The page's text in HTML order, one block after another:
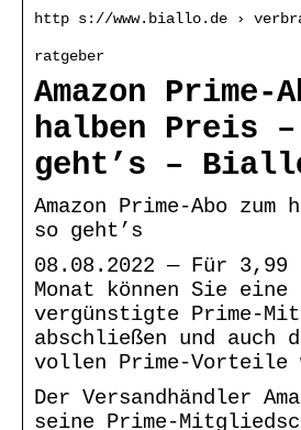
http s://www.biallo.de ›
ratgeber
Amazon Prime-
halben Preis
geht’s –
Amazon Prime-Abo
so geht’s
08.08.2022 — Für 3,99
Monat können Sie eine
vergünstigte Prime-
abschließen und auch
vollen Prime-Vorteile
Der Versandhändler
seine Prime-